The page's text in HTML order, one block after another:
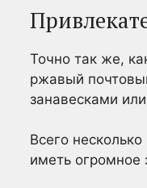
Точно так же,
ржавый
занавесками
Всего
иметь огромное